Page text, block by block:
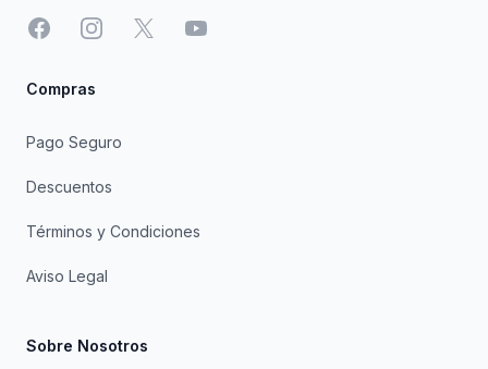
FacebookInstagram
X YouTube
Compras
Pago Seguro
Descuentos
Términos y Condiciones
Aviso Legal
Sobre Nosotros